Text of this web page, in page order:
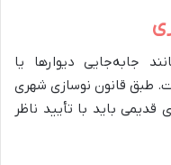
جابه‌جایی دیوارها یا
طبق قانون نوسازی شهری
باید با تأیید ناظر